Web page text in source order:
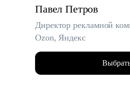
Павел Петров
Директор рекламной
Ozon, Яндекс